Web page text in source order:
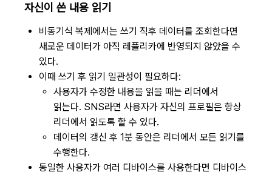
자신이 쓴 내용 읽기
비동기식 복제에서는 쓰기 직후 데이터를 조회한다면
새로운 데이터가 아직 레플리카에 반영되지 않았을 수
있다.
이때 쓰기 후 읽기 일관성이 필요하다:
사용자가 수정한 내용을 읽을 때는 리더에서
읽는다. SNS라면 사용자가 자신의 프로필은 항상
리더에서 읽도록 할 수 있다.
데이터의 갱신 후 1분 동안은 리더에서 모든 읽기를
수행한다.
동일한 사용자가 여러 디바이스를 사용한다면 디바이스